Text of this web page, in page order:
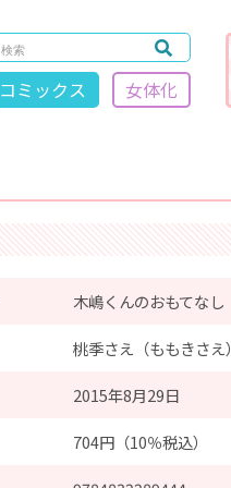
コミックス 女体化
木嶋くんのおもてなし
桃季さえ（ももきさえ）
2015年8月29日
704円（10％税込）